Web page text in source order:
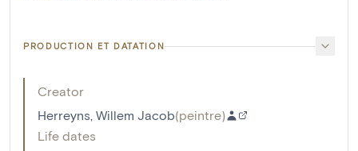
PRODUCTION ET DATATION
Creator
Herreyns, Willem Jacob(peintre)
Life dates